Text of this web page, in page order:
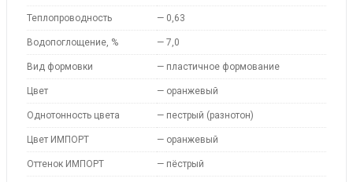
Теплопроводность — 0,63
Водопоглощение, % — 7,0
Вид формовки — пластичное формование
Цвет — оранжевый
Однотонность цвета — пестрый (разнотон)
Цвет ИМПОРТ — оранжевый
Оттенок ИМПОРТ — пёстрый